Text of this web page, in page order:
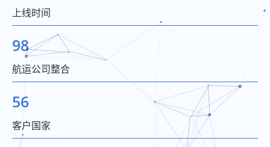
上线时间
98
航运公司整合
56
客户国家